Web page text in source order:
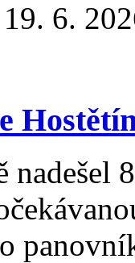
19. 6.
nadešel